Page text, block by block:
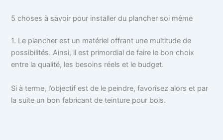
5 choses à savoir pour installer du plancher soi même
1. Le plancher est un matériel offrant une multitude de
possibilités. Ainsi, il est primordial de faire le bon choix
entre la qualité, les besoins réels et le budget.
Si à terme, l’objectif est de le peindre, favorisez alors et par
la suite un bon fabricant de teinture pour bois.